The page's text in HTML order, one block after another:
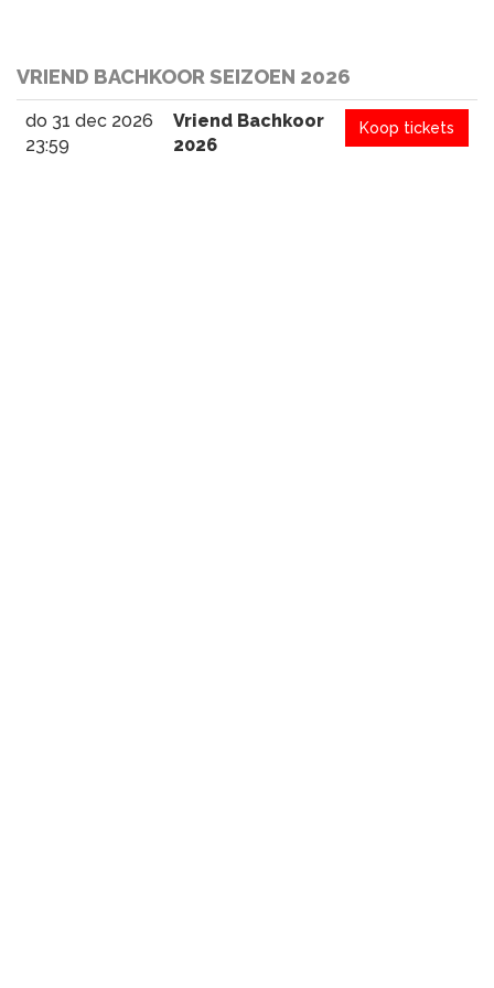
VRIEND BACHKOOR SEIZOEN 2026
do 31 dec 2026
23:59
Vriend Bachkoor
2026
Koop tickets